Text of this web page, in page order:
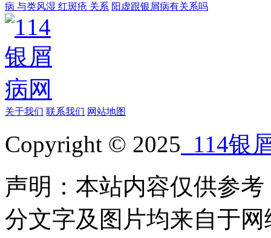
病 与类风湿 红斑疮 关系 阳虚跟银屑病有关系吗
关于我们 联系我们 网站地图
Copyright © 2025 114银
声明：本站内容仅供参
分文字及图片均来自于